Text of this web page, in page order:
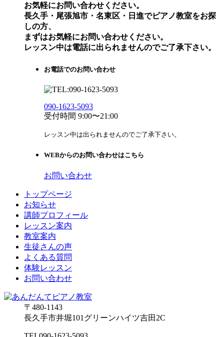
お気軽にお問い合わせください。
長久手・尾張旭市・名東区・日進でピアノ教室をお探
しの方、
まずはお気軽にお問い合わせください。
レッスン中は電話に出られませんのでご了承下さい。
お電話でのお問い合わせ
090-1623-5093
受付時間 9:00〜21:00
レッスン中は出られませんのでご了承下さい。
WEBからのお問い合わせはこちら
お問い合わせ
トップページ
お知らせ
講師プロフィール
レッスン案内
教室案内
生徒さんの声
よくある質問
体験レッスン
お問い合わせ
〒480-1143
長久手市井堀101グリーンハイツ吉田2C